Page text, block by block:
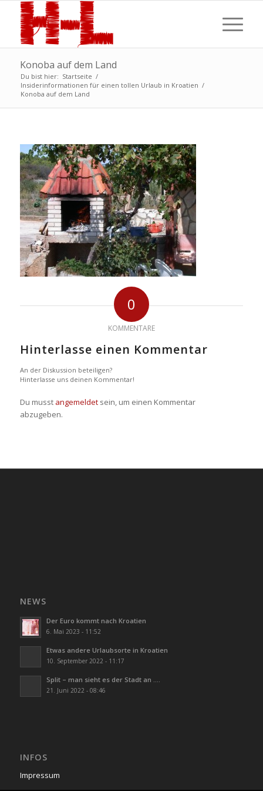
Konoba auf dem Land
Du bist hier: Startseite /
Insiderinformationen für einen tollen Urlaub in Kroatien /
Konoba auf dem Land
0
KOMMENTARE
Hinterlasse einen Kommentar
An der Diskussion beteiligen?
Hinterlasse uns deinen Kommentar!
Du musst angemeldetsein, um einen Kommentar
abzugeben.
NEWS
Der Euro kommt nach Kroatien
6. Mai 2023 - 11:52
Etwas andere Urlaubsorte in Kroatien
10. September 2022 - 11:17
Split – man sieht es der Stadt an ….
21. Juni 2022 - 08:46
INFOS
Impressum